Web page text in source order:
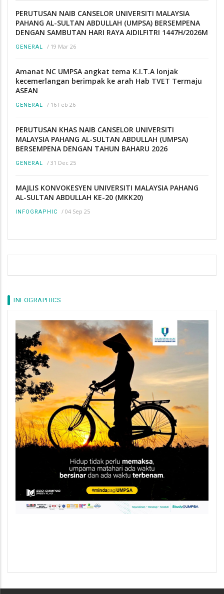
PERUTUSAN NAIB CANSELOR UNIVERSITI MALAYSIA
PAHANG AL-SULTAN ABDULLAH (UMPSA) BERSEMPENA
DENGAN SAMBUTAN HARI RAYA AIDILFITRI 1447H/2026M
GENERAL / 19 Mar 26
Amanat NC UMPSA angkat tema K.I.T.A lonjak
kecemerlangan berimpak ke arah Hab TVET Termaju
ASEAN
GENERAL / 16 Feb 26
PERUTUSAN KHAS NAIB CANSELOR UNIVERSITI
MALAYSIA PAHANG AL-SULTAN ABDULLAH (UMPSA)
BERSEMPENA DENGAN TAHUN BAHARU 2026
GENERAL / 31 Dec 25
MAJLIS KONVOKESYEN UNIVERSITI MALAYSIA PAHANG
AL-SULTAN ABDULLAH KE-20 (MKK20)
INFOGRAPHIC / 04 Sep 25
INFOGRAPHICS